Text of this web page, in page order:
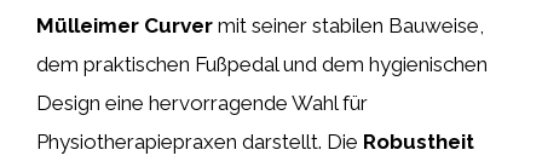
Mülleimer Curver mit seiner stabilen Bauweise,
dem praktischen Fußpedal und dem hygienischen
Design eine hervorragende Wahl für
Physiotherapiepraxen darstellt. Die Robustheit